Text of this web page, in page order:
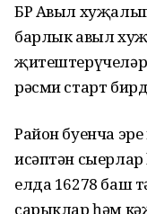
БР Авыл
барлык авыл
рәсми старт
Район буенча
исәптән
елда 16278 баш
сарыклар һәм